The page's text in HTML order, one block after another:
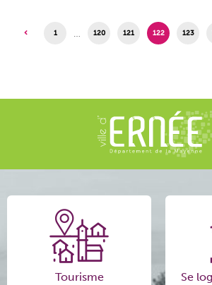
1 … 120 121 122 123
Tourisme Se